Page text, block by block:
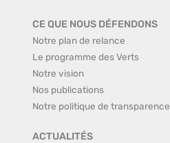
CE QUE NOUS DÉFENDONS
Notre plan de relance
Le programme des Verts
Notre vision
Nos publications
Notre politique de transparence
ACTUALITÉS